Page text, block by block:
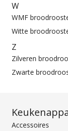
W
WMF
Witte
Z
Zilveren
Zwarte
Accessoires